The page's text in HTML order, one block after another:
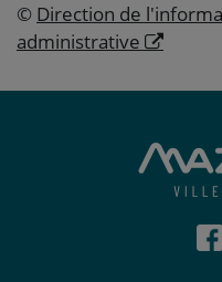
© Direction de
administrative